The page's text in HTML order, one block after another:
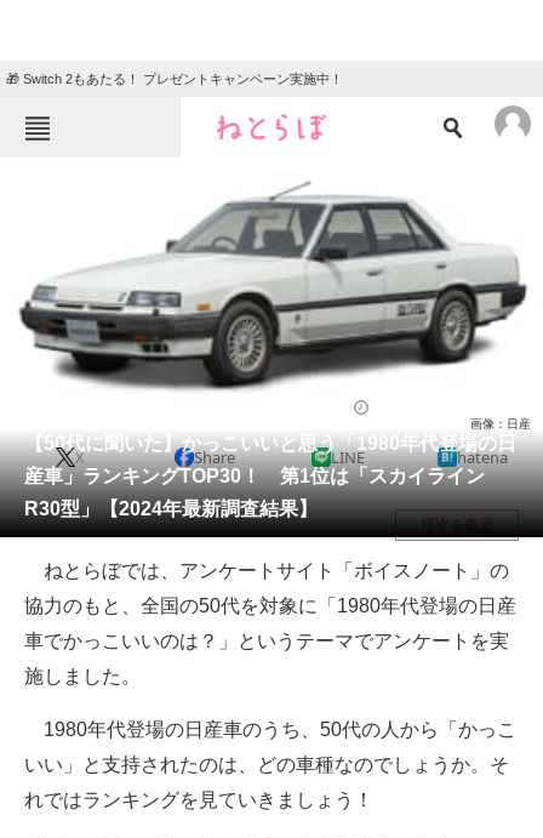
🎁 Switch 2もあたる！ プレゼントキャンペーン実施中！
ニュース
クイズ
グルメ
住まい 教育・育児
リサーチ
会員記事
メディア
注目記事を集めた総合ページ
ITの今と未来を見通す
スマホと通信の最新トレンド
好きが集まる 比べて選べる
ビジネスと働き方のヒント
【50代に聞いた】かっこいいと思う「1980年代登場の日
産車」ランキングTOP30！ 第1位は「スカイライン
R30型」【2024年最新調査結果】
画像：日産
X Share LINE hatena
目次を表示
ねとらぼでは、アンケートサイト「ボイスノート」の
協力のもと、全国の50代を対象に「1980年代登場の日産
車でかっこいいのは？」というテーマでアンケートを実
施しました。
1980年代登場の日産車のうち、50代の人から「かっこ
いい」と支持されたのは、どの車種なのでしょうか。そ
れではランキングを見ていきましょう！